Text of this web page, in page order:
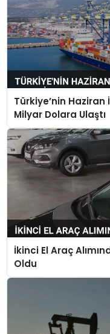
Türkiye’nin Haziran
Milyar Dolara Ulaştı
İkinci El Araç
Oldu